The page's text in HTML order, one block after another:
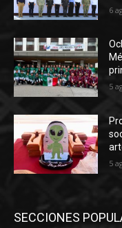
6
5
5
SECCIONES